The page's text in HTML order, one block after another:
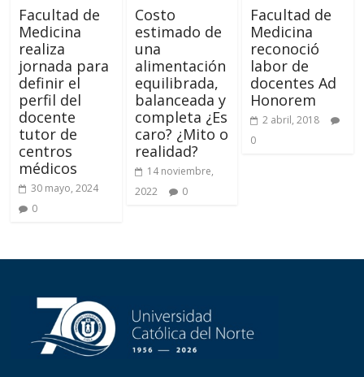
Facultad de
Medicina
realiza
jornada para
definir el
perfil del
docente
tutor de
centros
médicos
30 mayo, 2024
0
Costo
estimado de
una
alimentación
equilibrada,
balanceada y
completa ¿Es
caro? ¿Mito o
realidad?
14 noviembre,
2022
0
Facultad de
Medicina
reconoció
labor de
docentes Ad
Honorem
2 abril, 2018
0